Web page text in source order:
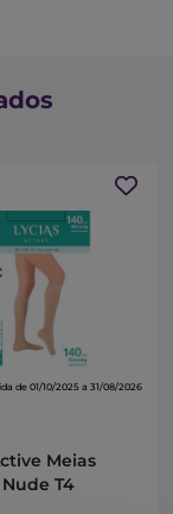
de 01/10/2025 a 31/08/2026
Meias
T4